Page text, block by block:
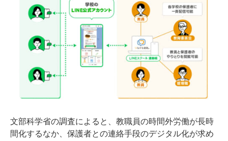
文部科学省の調査によると、教職員の時間外労働が長時
間化するなか、保護者との連絡手段のデジタル化が求め